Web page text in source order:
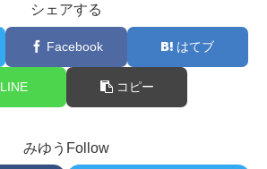
シェアする
Facebook はてブ
LINE コピー
みゆうFollow